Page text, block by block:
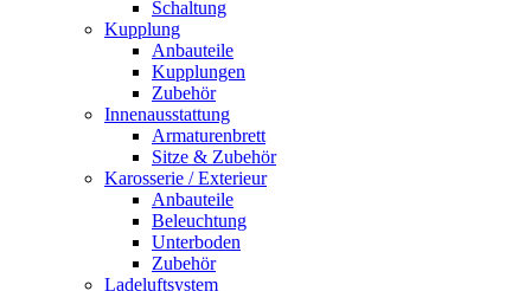
Schaltung
Kupplung
Anbauteile
Kupplungen
Zubehör
Innenausstattung
Armaturenbrett
Sitze & Zubehör
Karosserie / Exterieur
Anbauteile
Beleuchtung
Unterboden
Zubehör
Ladeluftsystem